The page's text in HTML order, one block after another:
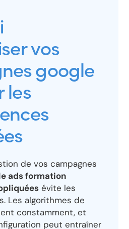
vos
google
les
de vos campagnes
ads formation
évite les
Les algorithmes de
constamment, et
peut entraîner